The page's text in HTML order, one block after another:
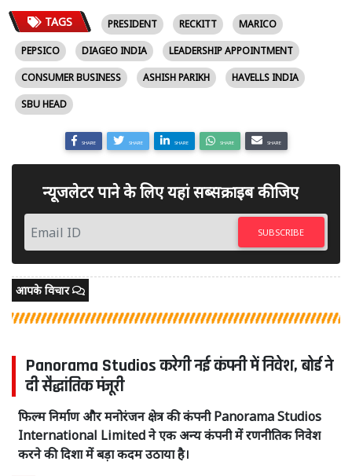
TAGS PRESIDENT RECKITT
MARICO
PEPSICO
DIAGEO INDIA
LEADERSHIP APPOINTMENT
CONSUMER BUSINESS
ASHISH PARIKH
HAVELLS INDIA
SBU HEAD
SHARE SHARE SHARE SHARE SHARE
न्यूजलेटर पाने के लिए यहां सब्सक्राइब कीजिए
SUBSCRIBE
आपके विचार
Panorama Studios करेगी नई कंपनी में निवेश, बोर्ड ने
दी सैद्धांतिक मंजूरी
फिल्म निर्माण और मनोरंजन क्षेत्र की कंपनी Panorama Studios
International Limited ने एक अन्य कंपनी में रणनीतिक निवेश
करने की दिशा में बड़ा कदम उठाया है।